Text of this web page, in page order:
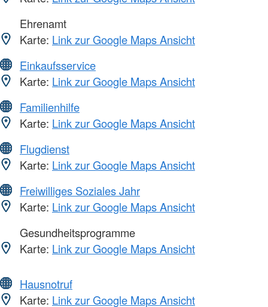
Ehrenamt
Karte: Link zur Google Maps Ansicht
Einkaufsservice
Karte: Link zur Google Maps Ansicht
Familienhilfe
Karte: Link zur Google Maps Ansicht
Flugdienst
Karte: Link zur Google Maps Ansicht
Freiwilliges Soziales Jahr
Karte: Link zur Google Maps Ansicht
Gesundheitsprogramme
Karte: Link zur Google Maps Ansicht
Hausnotruf
Karte: Link zur Google Maps Ansicht